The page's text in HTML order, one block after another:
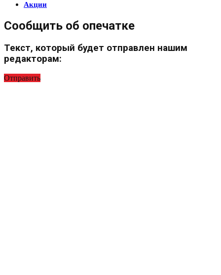
Акции
Сообщить об опечатке
Текст, который будет отправлен нашим
редакторам:
Отправить